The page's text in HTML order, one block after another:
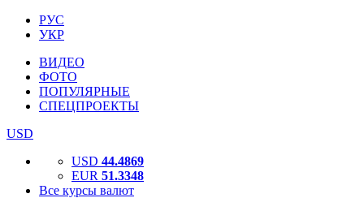
РУС
УКР
ВИДЕО
ФОТО
ПОПУЛЯРНЫЕ
СПЕЦПРОЕКТЫ
USD
USD 44.4869
EUR 51.3348
Все курсы валют